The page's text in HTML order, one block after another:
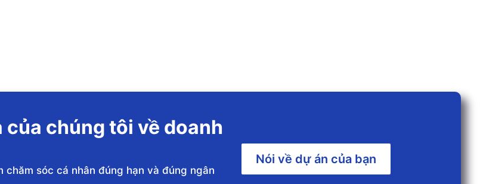
chúng tôi về doanh
sóc cá nhân đúng hạn và đúng ngân
Nói về dự án của bạn